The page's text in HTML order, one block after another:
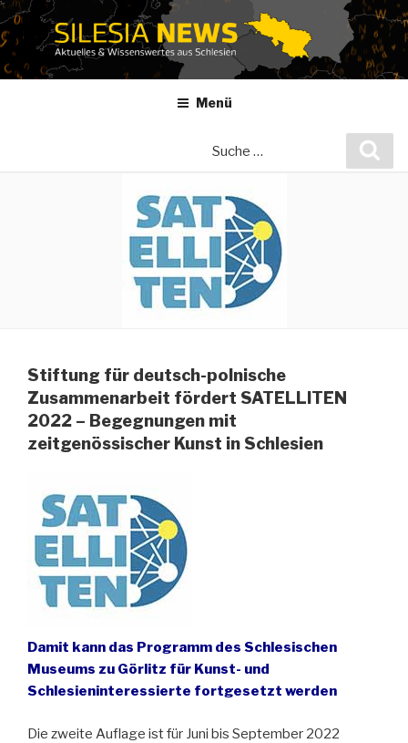
Zum
Inhalt
springen
Menü
Stiftung für deutsch-polnische
Zusammenarbeit fördert SATELLITEN
2022 – Begegnungen mit
zeitgenössischer Kunst in Schlesien
Damit kann das Programm des Schlesischen
Museums zu Görlitz für Kunst- und
Schlesieninteressierte fortgesetzt werden
Die zweite Auflage ist für Juni bis September 2022